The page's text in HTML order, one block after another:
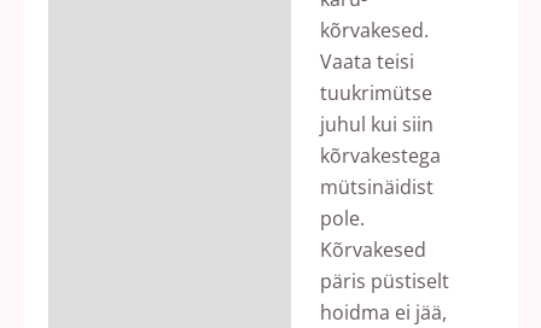
kõrvakesed.
Vaata teisi
tuukrimütse
juhul kui siin
kõrvakestega
mütsinäidist
pole.
Kõrvakesed
päris püstiselt
hoidma ei jää,